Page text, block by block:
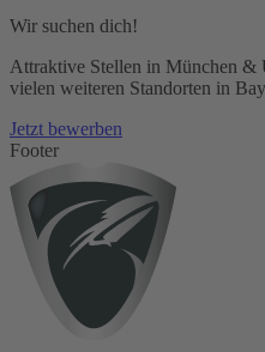
Wir suchen dich!
Attraktive Stellen in München &
vielen weiteren Standorten in
Jetzt bewerben
Footer